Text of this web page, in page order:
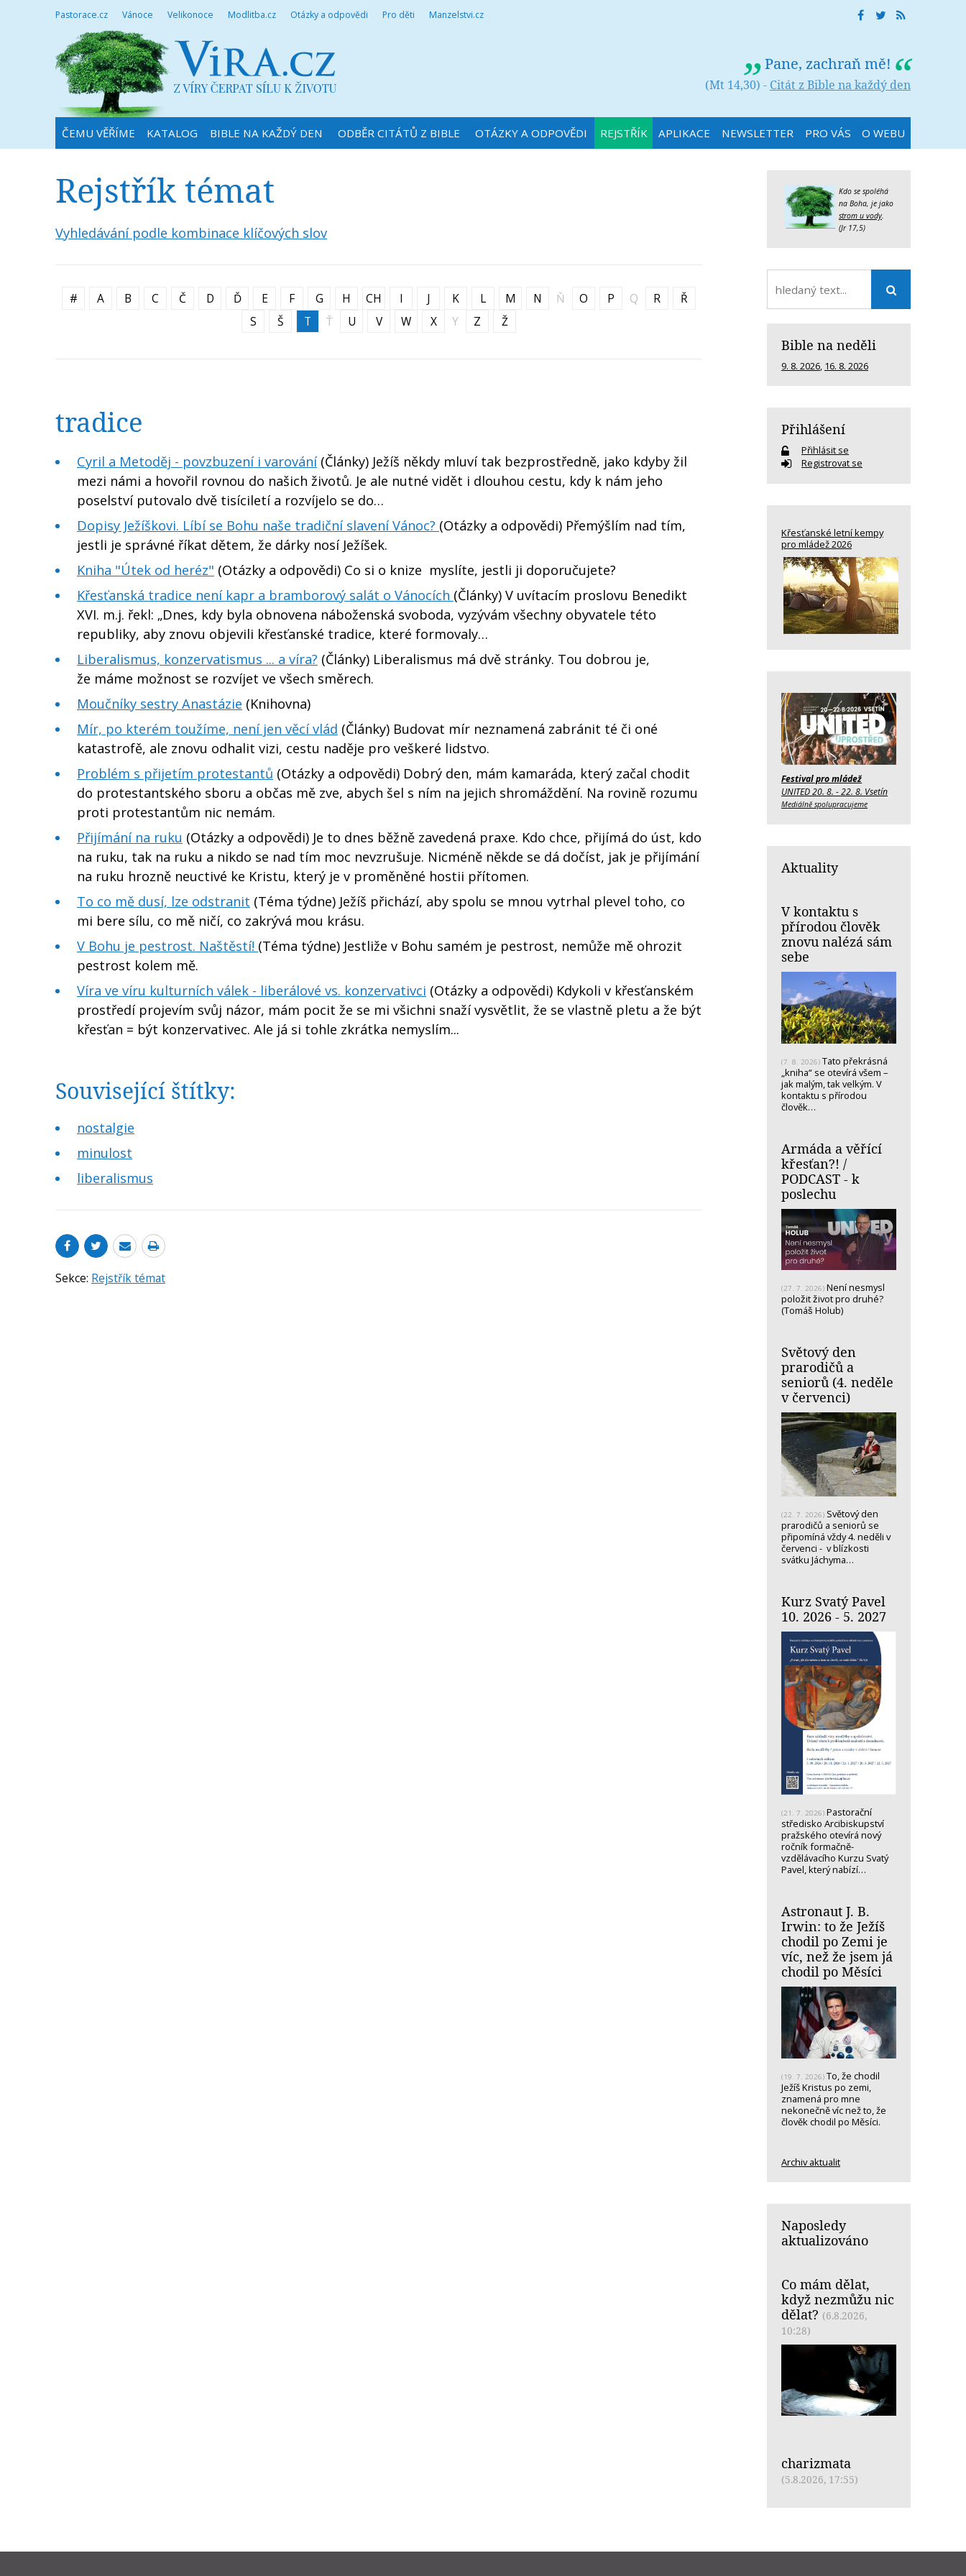
Pastorace.cz Vánoce Velikonoce Modlitba.cz Otázky a odpovědi Pro děti Manzelstvi.cz
Pane, zachraň mě!
(Mt 14,30) - Citát z Bible na každý den
ČEMU VĚŘÍME KATALOG BIBLE NA KAŽDÝ DEN ODBĚR CITÁTŮ Z BIBLE OTÁZKY A ODPOVĚDI REJSTŘÍK APLIKACE NEWSLETTER PRO VÁS O WEBU
Rejstřík témat
Vyhledávání podle kombinace klíčových slov
# A B C Č D Ď E F G H CH I J K L M N Ň O P Q R
Ř
S
Š T Ť U V W X Y Z Ž
tradice
Cyril a Metoděj - povzbuzení i varování(Články) Ježíš někdy mluví tak bezprostředně, jako kdyby žil
mezi námi a hovořil rovnou do našich životů. Je ale nutné vidět i dlouhou cestu, kdy k nám jeho
poselství putovalo dvě tisíciletí a rozvíjelo se do…
Dopisy Ježíškovi. Líbí se Bohu naše tradiční slavení Vánoc? (Otázky a odpovědi) Přemýšlím nad tím,
jestli je správné říkat dětem, že dárky nosí Ježíšek.
Kniha "Útek od heréz" (Otázky a odpovědi) Co si o knize myslíte, jestli ji doporučujete?
Křesťanská tradice není kapr a bramborový salát o Vánocích (Články) V uvítacím proslovu Benedikt
XVI. m.j. řekl: „Dnes, kdy byla obnovena náboženská svoboda, vyzývám všechny obyvatele této
republiky, aby znovu objevili křesťanské tradice, které formovaly…
Liberalismus, konzervatismus ... a víra? (Články) Liberalismus má dvě stránky. Tou dobrou je,
že máme možnost se rozvíjet ve všech směrech.
Moučníky sestry Anastázie (Knihovna)
Mír, po kterém toužíme, není jen věcí vlád (Články) Budovat mír neznamená zabránit té či oné
katastrofě, ale znovu odhalit vizi, cestu naděje pro veškeré lidstvo.
Problém s přijetím protestantů (Otázky a odpovědi) Dobrý den, mám kamaráda, který začal chodit
do protestantského sboru a občas mě zve, abych šel s ním na jejich shromáždění. Na rovině rozumu
proti protestantům nic nemám.
Přijímání na ruku (Otázky a odpovědi) Je to dnes běžně zavedená praxe. Kdo chce, přijímá do úst, kdo
na ruku, tak na ruku a nikdo se nad tím moc nevzrušuje. Nicméně někde se dá dočíst, jak je přijímání
na ruku hrozně neuctivé ke Kristu, který je v proměněné hostii přítomen.
To co mě dusí, lze odstranit (Téma týdne) Ježíš přichází, aby spolu se mnou vytrhal plevel toho, co
mi bere sílu, co mě ničí, co zakrývá mou krásu.
V Bohu je pestrost. Naštěstí! (Téma týdne) Jestliže v Bohu samém je pestrost, nemůže mě ohrozit
pestrost kolem mě.
Víra ve víru kulturních válek - liberálové vs. konzervativci (Otázky a odpovědi) Kdykoli v křesťanském
prostředí projevím svůj názor, mám pocit že se mi všichni snaží vysvětlit, že se vlastně pletu a že být
křesťan = být konzervativec. Ale já si tohle zkrátka nemyslím...
Související štítky:
nostalgie
minulost
liberalismus
Sekce: Rejstřík témat
Kdo se spoléhá
na Boha, je jako
strom u vody.
(Jr 17,5)
Bible na neděli
9. 8. 2026, 16. 8. 2026
Přihlášení
Přihlásit se
Registrovat se
Křesťanské letní kempy
pro mládež 2026
Festival pro mládež
UNITED 20. 8. - 22. 8. Vsetín
Mediálně spolupracujeme
Aktuality
V kontaktu s
přírodou člověk
znovu nalézá sám
sebe
(7. 8. 2026) Tato překrásná
„kniha“ se otevírá všem –
jak malým, tak velkým. V
kontaktu s přírodou
člověk…
Armáda a věřící
křesťan?! /
PODCAST - k
poslechu
(27. 7. 2026) Není nesmysl
položit život pro druhé?
(Tomáš Holub)
Světový den
prarodičů a
seniorů (4. neděle
v červenci)
(22. 7. 2026) Světový den
prarodičů a seniorů se
připomíná vždy 4. neděli v
červenci - v blízkosti
svátku Jáchyma…
Kurz Svatý Pavel
10. 2026 - 5. 2027
(21. 7. 2026) Pastorační
středisko Arcibiskupství
pražského otevírá nový
ročník formačně-
vzdělávacího Kurzu Svatý
Pavel, který nabízí…
Astronaut J. B.
Irwin: to že Ježíš
chodil po Zemi je
víc, než že jsem já
chodil po Měsíci
(19. 7. 2026) To, že chodil
Ježíš Kristus po zemi,
znamená pro mne
nekonečně víc než to, že
člověk chodil po Měsíci.
Archiv aktualit
Naposledy
aktualizováno
Co mám dělat,
když nezmůžu nic
dělat? (6.8.2026,
10:28)
charizmata
(5.8.2026, 17:55)